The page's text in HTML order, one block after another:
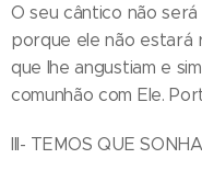
O seu cântico não
porque ele não estará
que lhe angustiam e
comunhão com Ele.
III- TEMOS QUE